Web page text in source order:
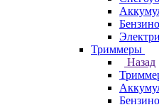
Триммеры
Назад